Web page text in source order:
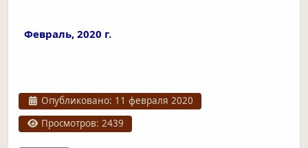
Февраль, 2020 г.
Информация о материале
Опубликовано: 11 февраля 2020
Просмотров: 2439